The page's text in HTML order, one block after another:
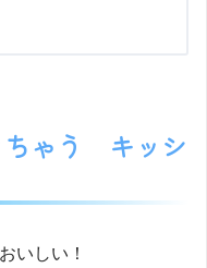
ちゃう キッシ
いしい！